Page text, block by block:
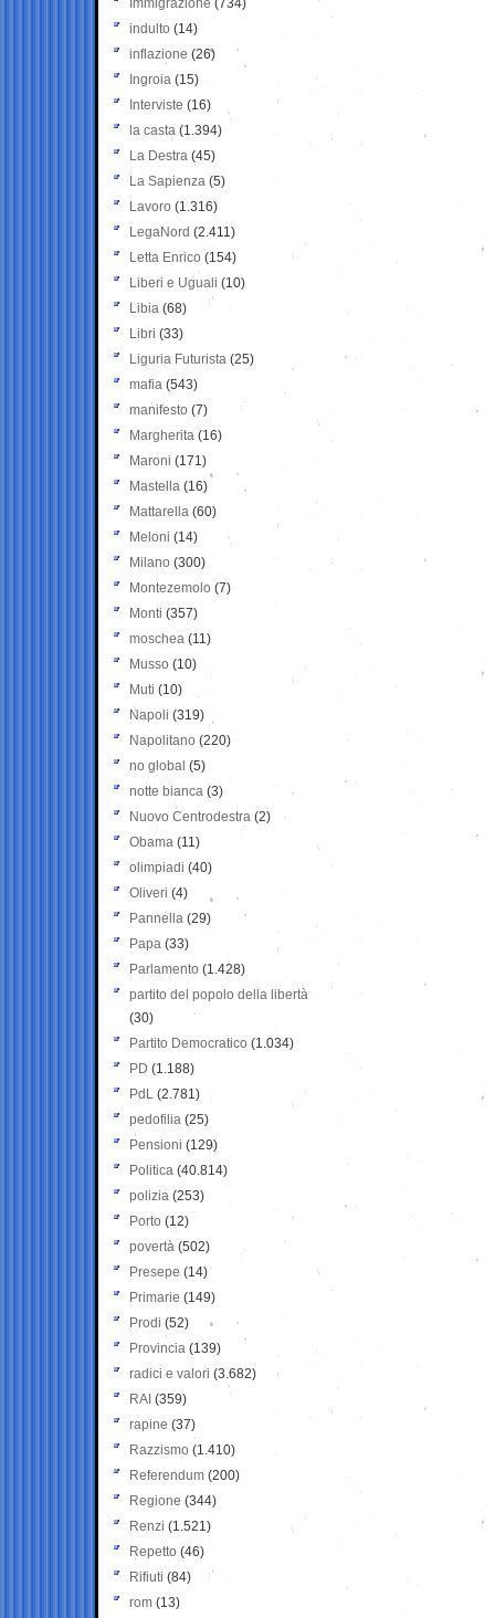
Immigrazione (734)
indulto (14)
inflazione (26)
Ingroia (15)
Interviste (16)
la casta (1.394)
La Destra (45)
La Sapienza (5)
Lavoro (1.316)
LegaNord (2.411)
Letta Enrico (154)
Liberi e Uguali (10)
Libia (68)
Libri (33)
Liguria Futurista (25)
mafia (543)
manifesto (7)
Margherita (16)
Maroni (171)
Mastella (16)
Mattarella (60)
Meloni (14)
Milano (300)
Montezemolo (7)
Monti (357)
moschea (11)
Musso (10)
Muti (10)
Napoli (319)
Napolitano (220)
no global (5)
notte bianca (3)
Nuovo Centrodestra (2)
Obama (11)
olimpiadi (40)
Oliveri (4)
Pannella (29)
Papa (33)
Parlamento (1.428)
partito del popolo della libertà
(30)
Partito Democratico (1.034)
PD (1.188)
PdL (2.781)
pedofilia (25)
Pensioni (129)
Politica (40.814)
polizia (253)
Porto (12)
povertà (502)
Presepe (14)
Primarie (149)
Prodi (52)
Provincia (139)
radici e valori (3.682)
RAI (359)
rapine (37)
Razzismo (1.410)
Referendum (200)
Regione (344)
Renzi (1.521)
Repetto (46)
Rifiuti (84)
rom (13)